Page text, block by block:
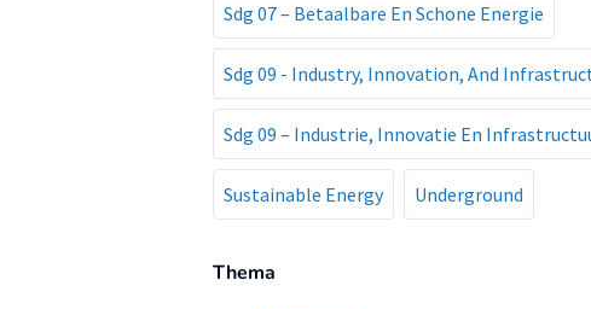
Sdg 07 – Betaalbare En Schone Energie
Sdg 09 - Industry, Innovation, And
Sdg 09 – Industrie, Innovatie En
Sustainable Energy Underground
Thema